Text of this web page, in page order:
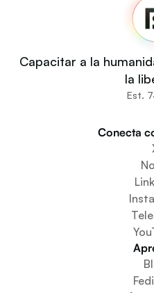
Descargar
Crear un
Crear un
Servicio de
Explora las
Capacitar a la
la
Est.
Conecta